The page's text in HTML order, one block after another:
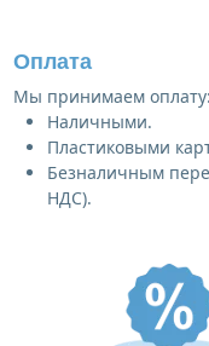
Оплата
Мы принимаем оплату:
Наличными.
Пластиковыми
Безналичным
НДС).